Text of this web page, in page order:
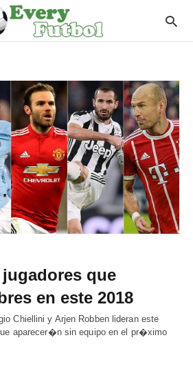
que
en este 2018
Chiellini y Arjen Robben lideran este
aparecer�n sin equipo en el pr�ximo